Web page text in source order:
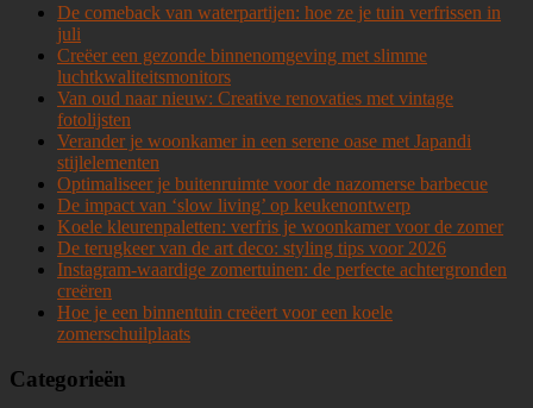
De comeback van waterpartijen: hoe ze je tuin verfrissen in
juli
Creëer een gezonde binnenomgeving met slimme
luchtkwaliteitsmonitors
Van oud naar nieuw: Creative renovaties met vintage
fotolijsten
Verander je woonkamer in een serene oase met Japandi
stijlelementen
Optimaliseer je buitenruimte voor de nazomerse barbecue
De impact van ‘slow living’ op keukenontwerp
Koele kleurenpaletten: verfris je woonkamer voor de zomer
De terugkeer van de art deco: styling tips voor 2026
Instagram-waardige zomertuinen: de perfecte achtergronden
creëren
Hoe je een binnentuin creëert voor een koele
zomerschuilplaats
Categorieën